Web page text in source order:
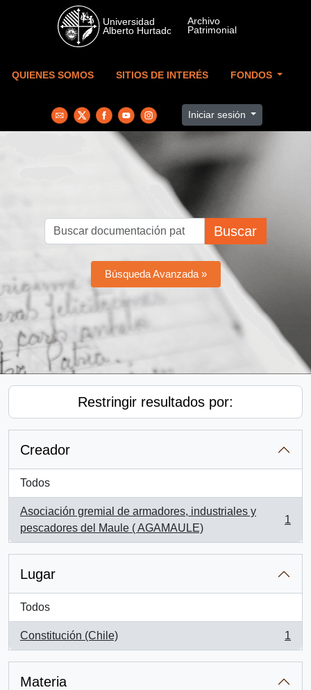
Skip to main content
QUIENES SOMOS SITIOS DE INTERÉS FONDOS
Iniciar sesión
Buscar
Búsqueda Avanzada »
Restringir resultados por:
Creador
Todos
Asociación gremial de armadores, industriales y
pescadores del Maule ( AGAMAULE)
, 1 resultados
1
Lugar
Todos
Constitución (Chile)
, 1 resultados
1
Materia